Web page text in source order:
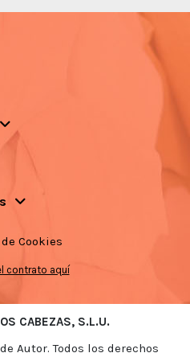
Cookies
contrato aquí
CABEZAS, S.L.U.
Autor. Todos los derechos